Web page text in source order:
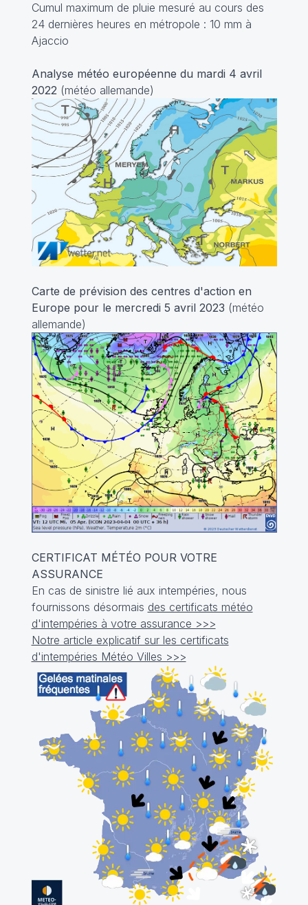
Cumul maximum de pluie mesuré au cours des
24 dernières heures en métropole : 10 mm à
Ajaccio
Analyse météo européenne du mardi 4 avril
2022 (météo allemande)
Carte de prévision des centres d'action en
Europe pour le mercredi 5 avril 2023 (météo
allemande)
CERTIFICAT MÉTÉO POUR VOTRE
ASSURANCE
En cas de sinistre lié aux intempéries, nous
fournissons désormais des certificats météo
d'intempéries à votre assurance >>>
Notre article explicatif sur les certificats
d'intempéries Météo Villes >>>